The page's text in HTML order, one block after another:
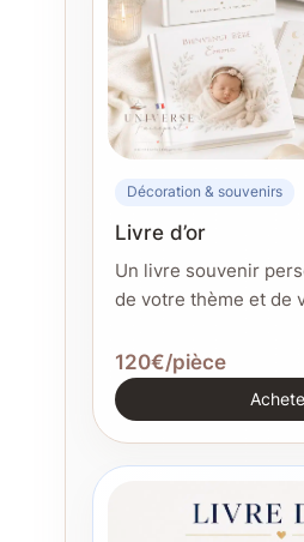
Décoration & souvenirs
Livre d’or
Un livre souvenir
de votre thème et de
120€/pièce